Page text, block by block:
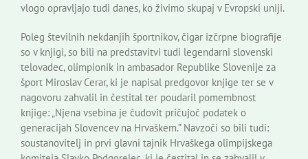
vlogo opravljajo tudi danes, ko živimo skupaj v Evropski uniji.
Poleg številnih nekdanjih športnikov, čigar izčrpne biografije
so v knjigi, so bili na predstavitvi tudi legendarni slovenski
telovadec, olimpionik in ambasador Republike Slovenije za
šport Miroslav Cerar, ki je napisal predgovor knjige ter se v
nagovoru zahvalil in čestital ter poudaril pomembnost
knjige: „Njena vsebina je čudovit pričujoč podatek o
generacijah Slovencev na Hrvaškem.” Navzoči so bili tudi:
soustanovitelj in prvi glavni tajnik Hrvaškega olimpijskega